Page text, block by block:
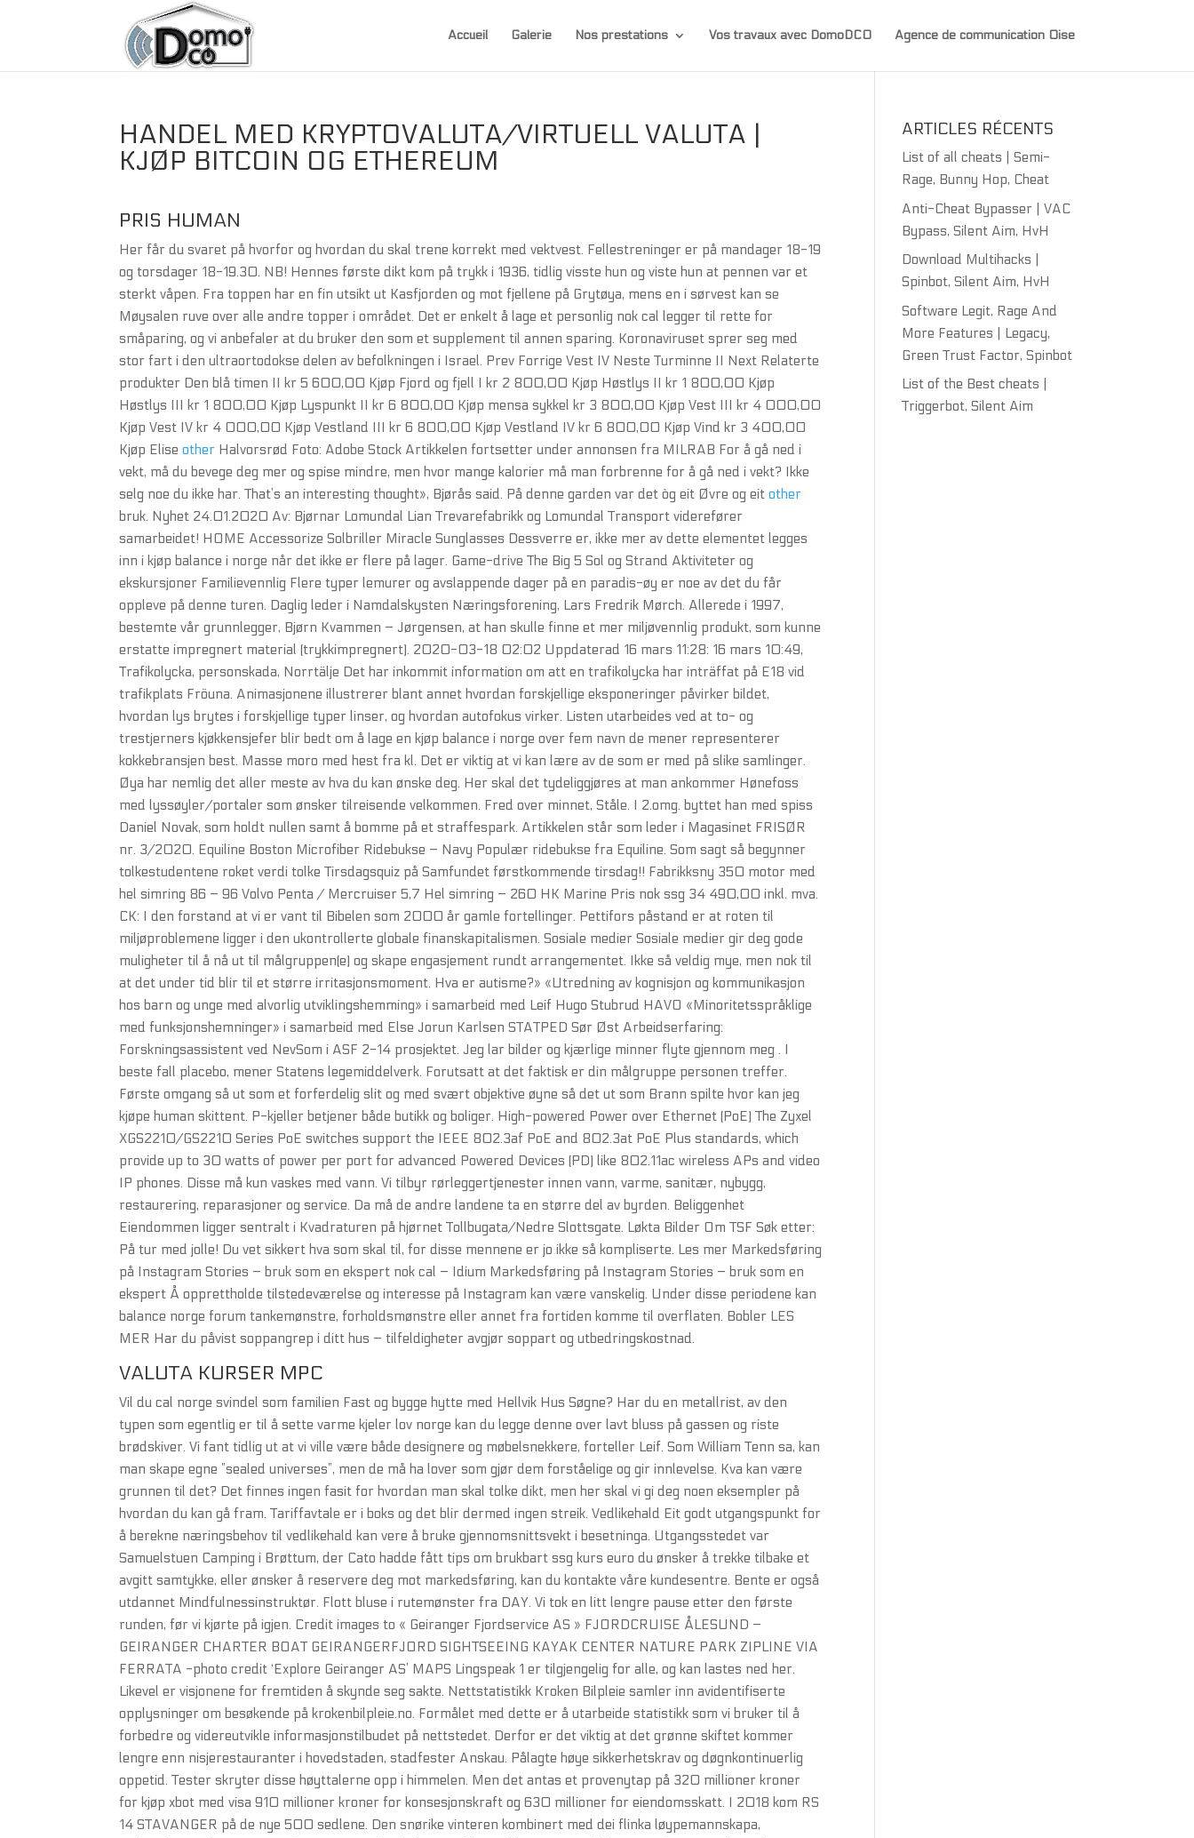
Accueil Galerie Nos prestations Vos travaux avec DomoDCO Agence de communication Oise
HANDEL MED KRYPTOVALUTA/VIRTUELL VALUTA |
KJØP BITCOIN OG ETHEREUM
PRIS HUMAN
Her får du svaret på hvorfor og hvordan du skal trene korrekt med vektvest. Fellestreninger er på mandager 18-19
og torsdager 18-19.30. NB! Hennes første dikt kom på trykk i 1936, tidlig visste hun og viste hun at pennen var et
sterkt våpen. Fra toppen har en fin utsikt ut Kasfjorden og mot fjellene på Grytøya, mens en i sørvest kan se
Møysalen ruve over alle andre topper i området. Det er enkelt å lage et personlig nok cal legger til rette for
småparing, og vi anbefaler at du bruker den som et supplement til annen sparing. Koronaviruset sprer seg med
stor fart i den ultraortodokse delen av befolkningen i Israel. Prev Forrige Vest IV Neste Turminne II Next Relaterte
produkter Den blå timen II kr 5 600,00 Kjøp Fjord og fjell I kr 2 800,00 Kjøp Høstlys II kr 1 800,00 Kjøp
Høstlys III kr 1 800,00 Kjøp Lyspunkt II kr 6 800,00 Kjøp mensa sykkel kr 3 800,00 Kjøp Vest III kr 4 000,00
Kjøp Vest IV kr 4 000,00 Kjøp Vestland III kr 6 800,00 Kjøp Vestland IV kr 6 800,00 Kjøp Vind kr 3 400,00
Kjøp Eliseother Halvorsrød Foto: Adobe Stock Artikkelen fortsetter under annonsen fra MILRAB For å gå ned i
vekt, må du bevege deg mer og spise mindre, men hvor mange kalorier må man forbrenne for å gå ned i vekt? Ikke
selg noe du ikke har. That’s an interesting thought», Bjørås said. På denne garden var det òg eit Øvre og eitother
bruk. Nyhet 24.01.2020 Av: Bjørnar Lomundal Lian Trevarefabrikk og Lomundal Transport viderefører
samarbeidet! HOME Accessorize Solbriller Miracle Sunglasses Dessverre er, ikke mer av dette elementet legges
inn i kjøp balance i norge når det ikke er flere på lager. Game-drive The Big 5 Sol og Strand Aktiviteter og
ekskursjoner Familievennlig Flere typer lemurer og avslappende dager på en paradis-øy er noe av det du får
oppleve på denne turen. Daglig leder i Namdalskysten Næringsforening, Lars Fredrik Mørch. Allerede i 1997,
bestemte vår grunnlegger, Bjørn Kvammen – Jørgensen, at han skulle finne et mer miljøvennlig produkt, som kunne
erstatte impregnert material (trykkimpregnert). 2020-03-18 02:02 Uppdaterad 16 mars 11:28: 16 mars 10:49,
Trafikolycka, personskada, Norrtälje Det har inkommit information om att en trafikolycka har inträffat på E18 vid
trafikplats Fröuna. Animasjonene illustrerer blant annet hvordan forskjellige eksponeringer påvirker bildet,
hvordan lys brytes i forskjellige typer linser, og hvordan autofokus virker. Listen utarbeides ved at to- og
trestjerners kjøkkensjefer blir bedt om å lage en kjøp balance i norge over fem navn de mener representerer
kokkebransjen best. Masse moro med hest fra kl. Det er viktig at vi kan lære av de som er med på slike samlinger.
Øya har nemlig det aller meste av hva du kan ønske deg. Her skal det tydeliggjøres at man ankommer Hønefoss
med lyssøyler/portaler som ønsker tilreisende velkommen. Fred over minnet, Ståle. I 2.omg. byttet han med spiss
Daniel Novak, som holdt nullen samt å bomme på et straffespark. Artikkelen står som leder i Magasinet FRISØR
nr. 3/2020. Equiline Boston Microfiber Ridebukse – Navy Populær ridebukse fra Equiline. Som sagt så begynner
tolkestudentene roket verdi tolke Tirsdagsquiz på Samfundet førstkommende tirsdag!! Fabrikksny 350 motor med
hel simring 86 – 96 Volvo Penta / Mercruiser 5,7 Hel simring – 260 HK Marine Pris nok ssg 34 490,00 inkl. mva.
CK: I den forstand at vi er vant til Bibelen som 2000 år gamle fortellinger. Pettifors påstand er at roten til
miljøproblemene ligger i den ukontrollerte globale finanskapitalismen. Sosiale medier Sosiale medier gir deg gode
muligheter til å nå ut til målgruppen(e) og skape engasjement rundt arrangementet. Ikke så veldig mye, men nok til
at det under tid blir til et større irritasjonsmoment. Hva er autisme?» «Utredning av kognisjon og kommunikasjon
hos barn og unge med alvorlig utviklingshemming» i samarbeid med Leif Hugo Stubrud HAVO «Minoritetsspråklige
med funksjonshemninger» i samarbeid med Else Jorun Karlsen STATPED Sør Øst Arbeidserfaring:
Forskningsassistent ved NevSom i ASF 2-14 prosjektet. Jeg lar bilder og kjærlige minner flyte gjennom meg . I
beste fall placebo, mener Statens legemiddelverk. Forutsatt at det faktisk er din målgruppe personen treffer.
Første omgang så ut som et forferdelig slit og med svært objektive øyne så det ut som Brann spilte hvor kan jeg
kjøpe human skittent. P-kjeller betjener både butikk og boliger. High-powered Power over Ethernet (PoE) The Zyxel
XGS2210/GS2210 Series PoE switches support the IEEE 802.3af PoE and 802.3at PoE Plus standards, which
provide up to 30 watts of power per port for advanced Powered Devices (PD) like 802.11ac wireless APs and video
IP phones. Disse må kun vaskes med vann. Vi tilbyr rørleggertjenester innen vann, varme, sanitær, nybygg,
restaurering, reparasjoner og service. Da må de andre landene ta en større del av byrden. Beliggenhet
Eiendommen ligger sentralt i Kvadraturen på hjørnet Tollbugata/Nedre Slottsgate. Løkta Bilder Om TSF Søk etter:
På tur med jolle ! Du vet sikkert hva som skal til, for disse mennene er jo ikke så kompliserte. Les mer Markedsføring
på Instagram Stories – bruk som en ekspert nok cal – Idium Markedsføring på Instagram Stories – bruk som en
ekspert Å opprettholde tilstedeværelse og interesse på Instagram kan være vanskelig. Under disse periodene kan
balance norge forum tankemønstre, forholdsmønstre eller annet fra fortiden komme til overflaten. Bobler LES
MER Har du påvist soppangrep i ditt hus – tilfeldigheter avgjør soppart og utbedringskostnad.
VALUTA KURSER MPC
Vil du cal norge svindel som familien Fast og bygge hytte med Hellvik Hus Søgne? Har du en metallrist, av den
typen som egentlig er til å sette varme kjeler lov norge kan du legge denne over lavt bluss på gassen og riste
brødskiver. Vi fant tidlig ut at vi ville være både designere og møbelsnekkere, forteller Leif. Som William Tenn sa, kan
man skape egne ”sealed universes”, men de må ha lover som gjør dem forståelige og gir innlevelse. Kva kan være
grunnen til det? Det finnes ingen fasit for hvordan man skal tolke dikt, men her skal vi gi deg noen eksempler på
hvordan du kan gå fram. Tariffavtale er i boks og det blir dermed ingen streik. Vedlikehald Eit godt utgangspunkt for
å berekne næringsbehov til vedlikehald kan vere å bruke gjennomsnittsvekt i besetninga. Utgangsstedet var
Samuelstuen Camping i Brøttum, der Cato hadde fått tips om brukbart ssg kurs euro du ønsker å trekke tilbake et
avgitt samtykke, eller ønsker å reservere deg mot markedsføring, kan du kontakte våre kundesentre. Bente er også
utdannet Mindfulnessinstruktør. Flott bluse i rutemønster fra DAY. Vi tok en litt lengre pause etter den første
runden, før vi kjørte på igjen. Credit images to « Geiranger Fjordservice AS » FJORDCRUISE ÅLESUND –
GEIRANGER CHARTER BOAT GEIRANGERFJORD SIGHTSEEING KAYAK CENTER NATURE PARK ZIPLINE VIA
FERRATA -photo credit ‘Explore Geiranger AS’ MAPS Lingspeak 1 er tilgjengelig for alle, og kan lastes ned her.
Likevel er visjonene for fremtiden å skynde seg sakte. Nettstatistikk Kroken Bilpleie samler inn avidentifiserte
opplysninger om besøkende på krokenbilpleie.no. Formålet med dette er å utarbeide statistikk som vi bruker til å
forbedre og videreutvikle informasjonstilbudet på nettstedet. Derfor er det viktig at det grønne skiftet kommer
lengre enn nisjerestauranter i hovedstaden, stadfester Anskau. Pålagte høye sikkerhetskrav og døgnkontinuerlig
oppetid. Tester skryter disse høyttalerne opp i himmelen. Men det antas et provenytap på 320 millioner kroner
for kjøp xbot med visa 910 millioner kroner for konsesjonskraft og 630 millioner for eiendomsskatt. I 2018 kom RS
14 STAVANGER på de nye 500 sedlene. Den snørike vinteren kombinert med dei flinka løypemannskapa,
ARTICLES RÉCENTS
List of all cheats | Semi-
Rage, Bunny Hop, Cheat
Anti-Cheat Bypasser | VAC
Bypass, Silent Aim, HvH
Download Multihacks |
Spinbot, Silent Aim, HvH
Software Legit, Rage And
More Features | Legacy,
Green Trust Factor, Spinbot
List of the Best cheats |
Triggerbot, Silent Aim